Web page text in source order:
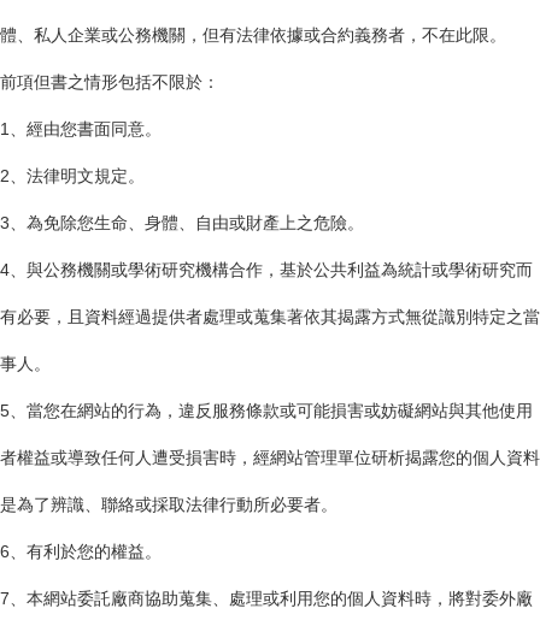
體、私人企業或公務機關，但有法律依據或合約義務者，不在此限。
前項但書之情形包括不限於：
1、經由您書面同意。
2、法律明文規定。
3、為免除您生命、身體、自由或財產上之危險。
4、與公務機關或學術研究機構合作，基於公共利益為統計或學術研究而
有必要，且資料經過提供者處理或蒐集著依其揭露方式無從識別特定之當
事人。
5、當您在網站的行為，違反服務條款或可能損害或妨礙網站與其他使用
者權益或導致任何人遭受損害時，經網站管理單位研析揭露您的個人資料
是為了辨識、聯絡或採取法律行動所必要者。
6、有利於您的權益。
7、本網站委託廠商協助蒐集、處理或利用您的個人資料時，將對委外廠